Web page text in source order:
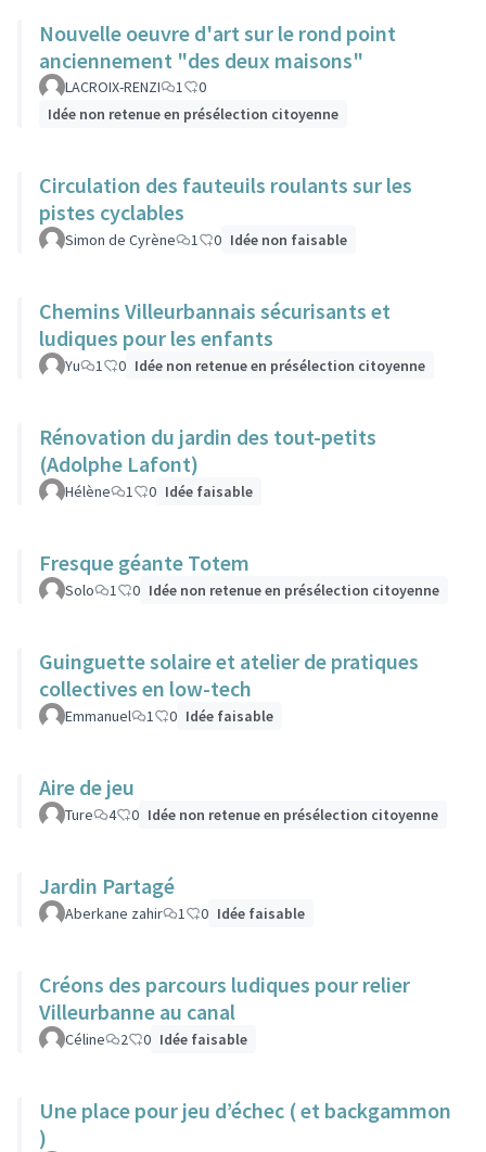
Nouvelle oeuvre d'art sur le rond point
anciennement "des deux maisons"
LACROIX-RENZI 1
0
Idée non retenue en présélection citoyenne
Circulation des fauteuils roulants sur les
pistes cyclables
Simon de Cyrène 1 0 Idée non faisable
Chemins Villeurbannais sécurisants et
ludiques pour les enfants
Yu 1 0 Idée non retenue en présélection citoyenne
Rénovation du jardin des tout-petits
(Adolphe Lafont)
Hélène 1 0 Idée faisable
Fresque géante Totem
Solo 1 0 Idée non retenue en présélection citoyenne
Guinguette solaire et atelier de pratiques
collectives en low-tech
Emmanuel 1 0 Idée faisable
Aire de jeu
Ture 4 0 Idée non retenue en présélection citoyenne
Jardin Partagé
Aberkane zahir 1 0 Idée faisable
Créons des parcours ludiques pour relier
Villeurbanne au canal
Céline 2 0 Idée faisable
Une place pour jeu d’échec ( et backgammon
)